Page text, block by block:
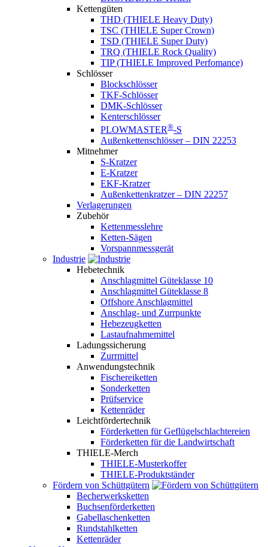
Kettengüten
THD (THIELE Heavy Duty)
TSC (THIELE Super Crown)
TSD (THIELE Super Duty)
TRQ (THIELE Rock Quality)
TIP (THIELE Improved Perfomance)
Schlösser
Blockschlösser
TKF-Schlösser
DMK-Schlösser
Kenterschlösser
PLOWMASTER®-S
Außenkettenschlösser – DIN 22253
Mitnehmer
S-Kratzer
E-Kratzer
EKF-Kratzer
Außenkettenkratzer – DIN 22257
Verlagerungen
Zubehör
Kettenmesslehre
Ketten-Sägen
Vorspannmessgerät
Industrie
Hebetechnik
Anschlagmittel Güteklasse 10
Anschlagmittel Güteklasse 8
Offshore Anschlagmittel
Anschlag- und Zurrpunkte
Hebezeugketten
Lastaufnahmemittel
Ladungssicherung
Zurrmittel
Anwendungstechnik
Fischereiketten
Sonderketten
Prüfservice
Kettenräder
Leichtfördertechnik
Förderketten für Geflügelschlachtereien
Förderketten für die Landwirtschaft
THIELE-Merch
THIELE-Musterkoffer
THIELE-Produktständer
Fördern von Schüttgütern
Becherwerksketten
Buchsenförderketten
Gabellaschenketten
Rundstahlketten
Kettenräder